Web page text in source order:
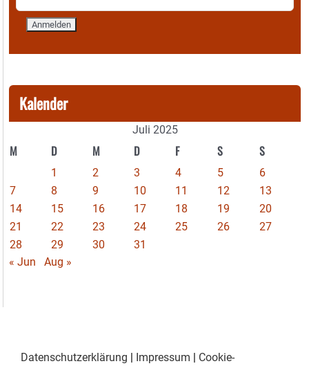
Kalender
Juli 2025
M D M D F S S
1 2 3 4 5
6
7
8 9 10 11 12
13
14
15 16 17 18 19
20
21
22 23 24 25 26
27
28
29 30
31
« Jun
Aug »
Datenschutzerklärung Impressum Cookie-